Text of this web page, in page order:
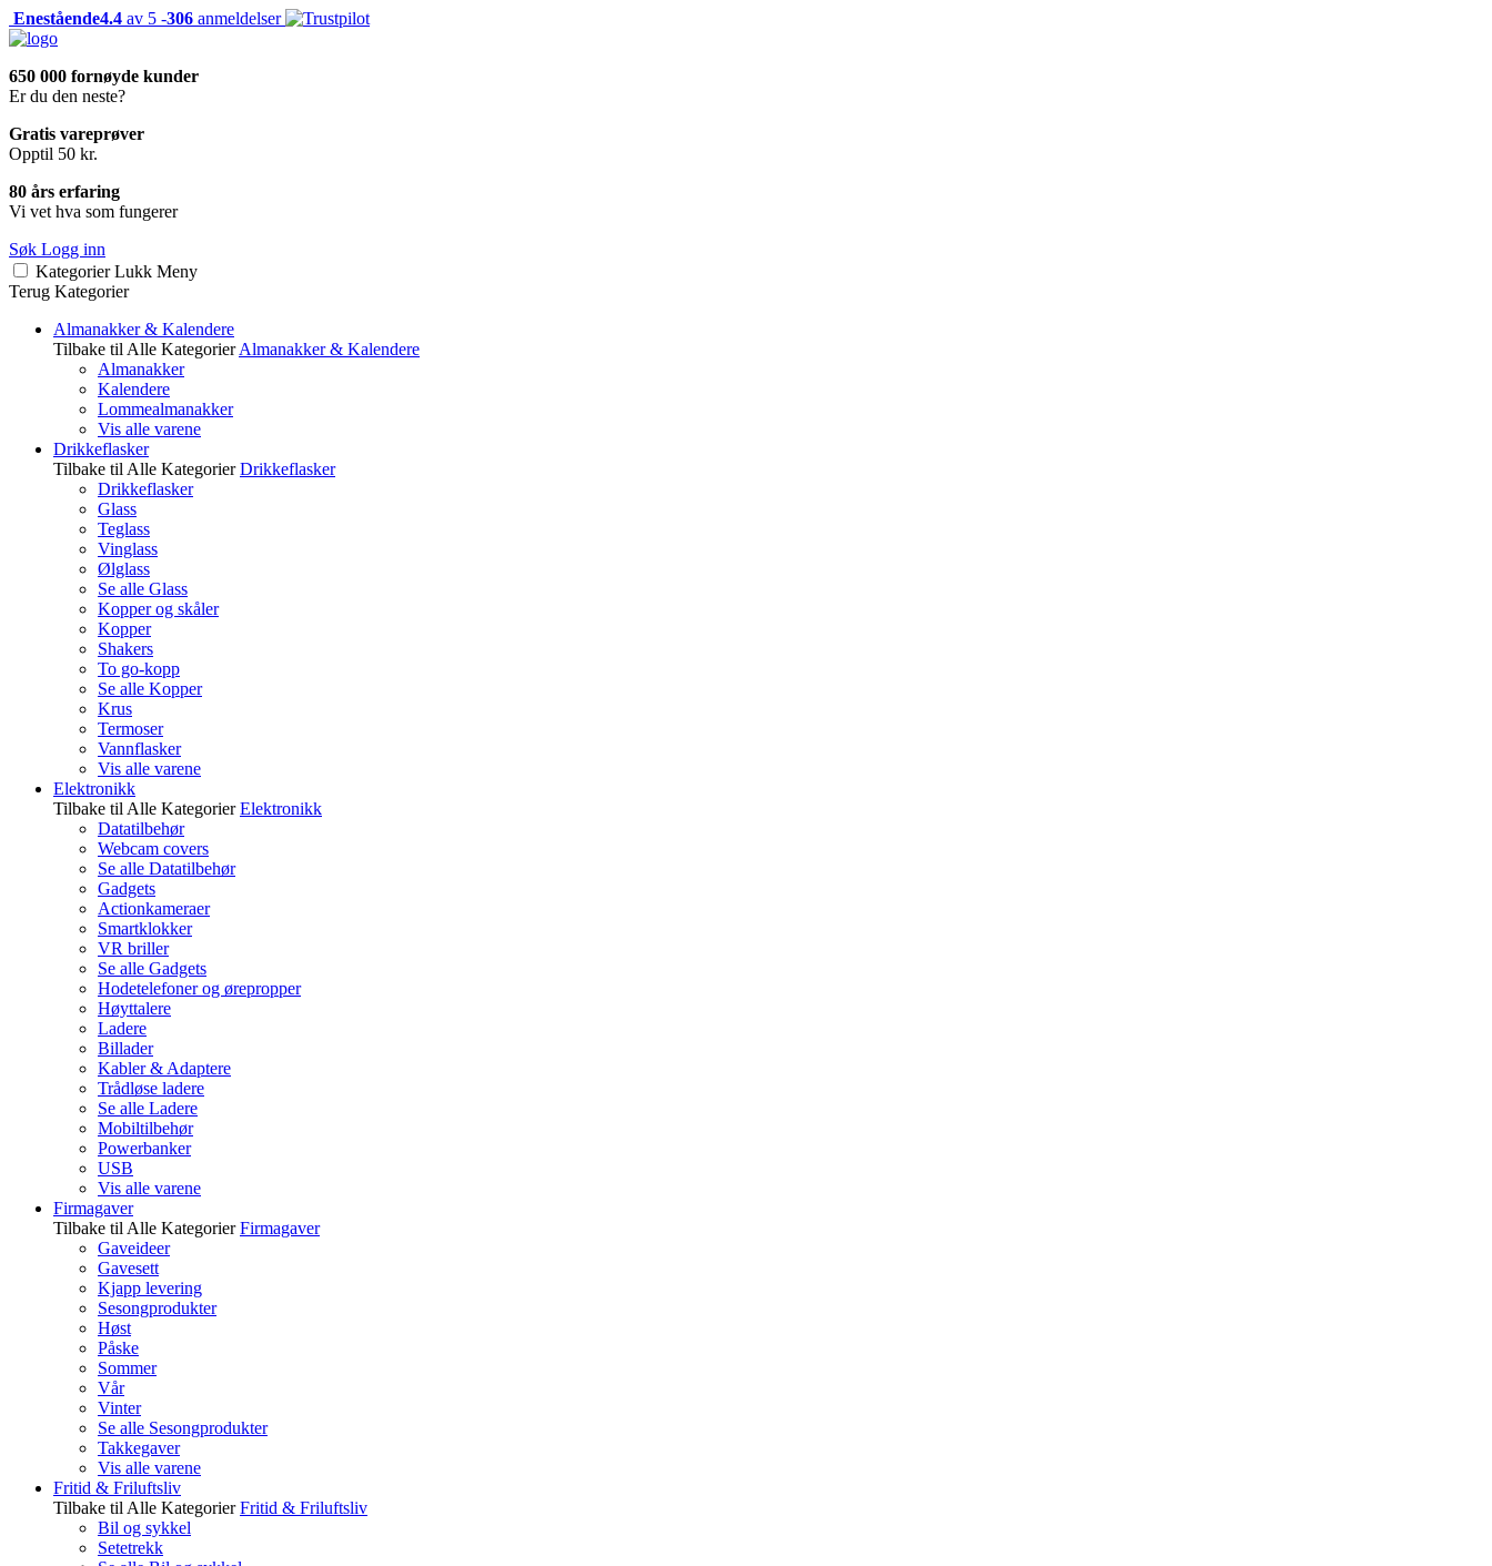
Enestående4.4 av 5 -306 anmeldelser
650 000 fornøyde kunder
Er du den neste?
Gratis vareprøver
Opptil 50 kr.
80 års erfaring
Vi vet hva som fungerer
Søk Logg inn
Kategorier Lukk Meny
Terug Kategorier
Almanakker & Kalendere
Tilbake til Alle Kategorier Almanakker & Kalendere
Almanakker
Kalendere
Lommealmanakker
Vis alle varene
Drikkeflasker
Tilbake til Alle Kategorier Drikkeflasker
Drikkeflasker
Glass
Teglass
Vinglass
Ølglass
Se alle Glass
Kopper og skåler
Kopper
Shakers
To go-kopp
Se alle Kopper
Krus
Termoser
Vannflasker
Vis alle varene
Elektronikk
Tilbake til Alle Kategorier Elektronikk
Datatilbehør
Webcam covers
Se alle Datatilbehør
Gadgets
Actionkameraer
Smartklokker
VR briller
Se alle Gadgets
Hodetelefoner og ørepropper
Høyttalere
Ladere
Billader
Kabler & Adaptere
Trådløse ladere
Se alle Ladere
Mobiltilbehør
Powerbanker
USB
Vis alle varene
Firmagaver
Tilbake til Alle Kategorier Firmagaver
Gaveideer
Gavesett
Kjapp levering
Sesongprodukter
Høst
Påske
Sommer
Vår
Vinter
Se alle Sesongprodukter
Takkegaver
Vis alle varene
Fritid & Friluftsliv
Tilbake til Alle Kategorier Fritid & Friluftsliv
Bil og sykkel
Setetrekk